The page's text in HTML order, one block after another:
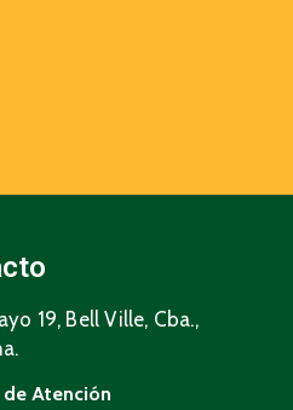
19, Bell Ville, Cba.,
de Atención